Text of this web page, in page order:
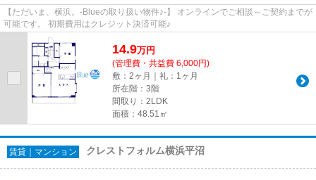
【ただいま、横浜。-Blueの取り扱い物件♪-】 オンラインでご相談～ご契約までが
可能です。 初期費用はクレジット決済可能♪
14.9万円
(管理費・共益費 6,000円)
敷：2ヶ月｜礼：1ヶ月
所在階：3階
間取り：2LDK
面積：48.51㎡
賃貸｜マンション クレストフォルム横浜平沼